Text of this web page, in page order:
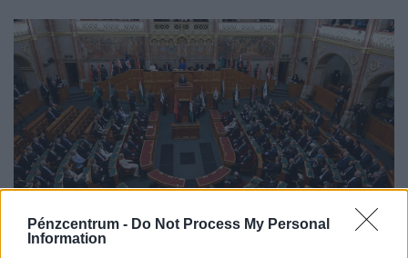
Pénzcentrum - Do Not Process My Personal
Information